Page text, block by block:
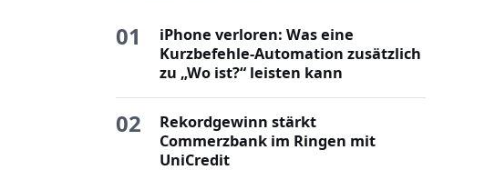
01
iPhone verloren: Was eine
Kurzbefehle-Automation zusätzlich
zu „Wo ist?“ leisten kann
02
Rekordgewinn stärkt
Commerzbank im Ringen mit
UniCredit